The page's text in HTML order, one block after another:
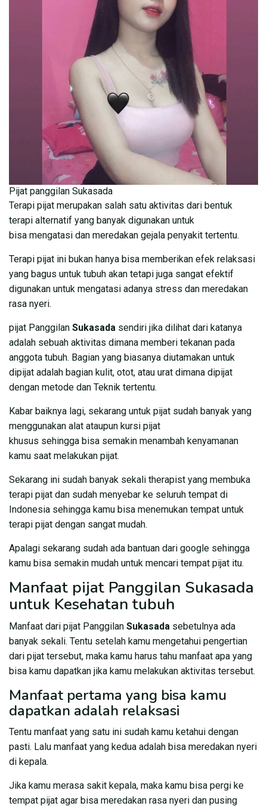
Pijat panggilan Sukasada
Terapi pijat merupakan salah satu aktivitas dari bentuk
terapi alternatif yang banyak digunakan untuk
bisa mengatasi dan meredakan gejala penyakit tertentu.
Terapi pijat ini bukan hanya bisa memberikan efek relaksasi
yang bagus untuk tubuh akan tetapi juga sangat efektif
digunakan untuk mengatasi adanya stress dan meredakan
rasa nyeri.
pijat Panggilan Sukasada sendiri jika dilihat dari katanya
adalah sebuah aktivitas dimana memberi tekanan pada
anggota tubuh. Bagian yang biasanya diutamakan untuk
dipijat adalah bagian kulit, otot, atau urat dimana dipijat
dengan metode dan Teknik tertentu.
Kabar baiknya lagi, sekarang untuk pijat sudah banyak yang
menggunakan alat ataupun kursi pijat
khusus sehingga bisa semakin menambah kenyamanan
kamu saat melakukan pijat.
Sekarang ini sudah banyak sekali therapist yang membuka
terapi pijat dan sudah menyebar ke seluruh tempat di
Indonesia sehingga kamu bisa menemukan tempat untuk
terapi pijat dengan sangat mudah.
Apalagi sekarang sudah ada bantuan dari google sehingga
kamu bisa semakin mudah untuk mencari tempat pijat itu.
Manfaat pijat Panggilan Sukasada
untuk Kesehatan tubuh
Manfaat dari pijat Panggilan Sukasada sebetulnya ada
banyak sekali. Tentu setelah kamu mengetahui pengertian
dari pijat tersebut, maka kamu harus tahu manfaat apa yang
bisa kamu dapatkan jika kamu melakukan aktivitas tersebut.
Manfaat pertama yang bisa kamu
dapatkan adalah relaksasi
Tentu manfaat yang satu ini sudah kamu ketahui dengan
pasti. Lalu manfaat yang kedua adalah bisa meredakan nyeri
di kepala.
Jika kamu merasa sakit kepala, maka kamu bisa pergi ke
tempat pijat agar bisa meredakan rasa nyeri dan pusing